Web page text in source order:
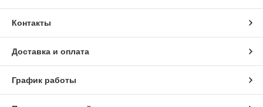
Контакты
Доставка и оплата
График работы